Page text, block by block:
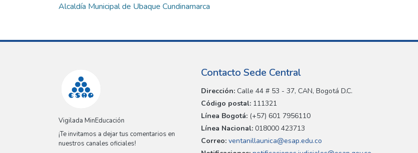
Alcaldía Municipal de Ubaque Cundinamarca
Vigilada MinEducación
¡Te invitamos a dejar tus comentarios en
nuestros canales oficiales!
Contacto Sede Central
Dirección: Calle 44 # 53 - 37, CAN, Bogotá D.C.
Código postal: 111321
Línea Bogotá: (+57) 601 7956110
Línea Nacional: 018000 423713
Correo: ventanillaunica@esap.edu.co